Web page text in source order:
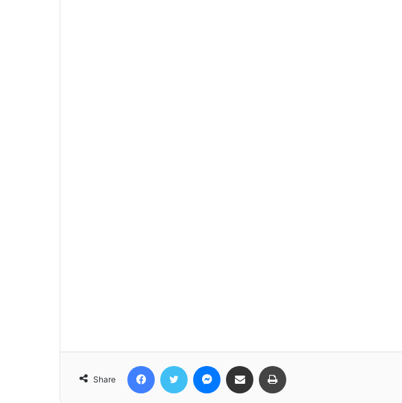
Share
FacebookTwitter Messenger
Share via Email